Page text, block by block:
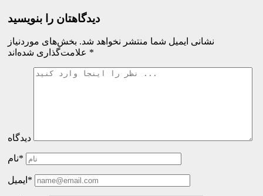
دیدگاهتان را بنویسید
نشانی ایمیل شما منتشر نخواهد شد. بخش‌های موردنیاز
*
دیدگاه
نام*
ایمیل*